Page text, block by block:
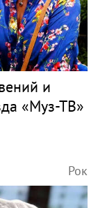
и
«Муз-ТВ»
Рок